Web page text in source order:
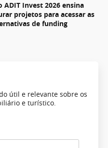
ADIT Invest 2026 ensina
projetos para acessar as
de funding
útil e relevante sobre os
e turístico.